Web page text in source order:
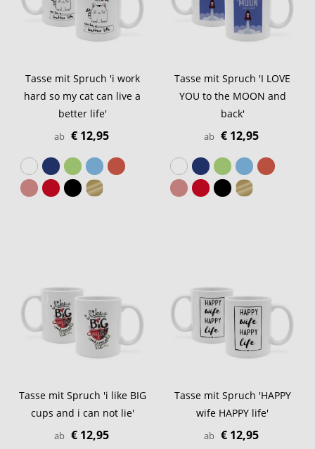
Tasse mit Spruch 'i work
hard so my cat can live a
better life'
ab € 12,95
Tasse mit Spruch 'I LOVE
YOU to the MOON and
back'
ab € 12,95
Tasse mit Spruch 'i like BIG
cups and i can not lie'
ab € 12,95
Tasse mit Spruch 'HAPPY
wife HAPPY life'
ab € 12,95